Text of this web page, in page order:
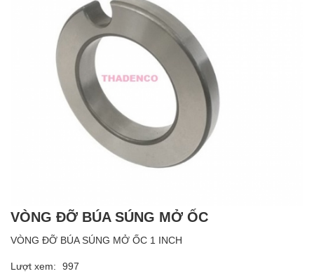
VÒNG ĐỠ BÚA SÚNG MỞ ỐC
VÒNG ĐỠ BÚA SÚNG MỞ ỐC 1 INCH
Lượt xem: 997